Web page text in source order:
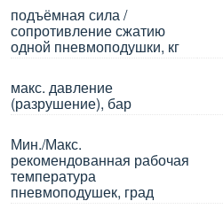
подъёмная сила /
сопротивление сжатию
одной пневмоподушки, кг
макс. давление
(разрушение), бар
Мин./Макс.
рекомендованная рабочая
температура
пневмоподушек, град